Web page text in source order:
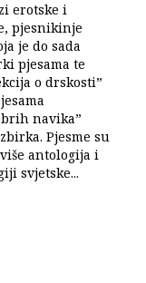
erotske i
pjesnikinje
je do sada
pjesama te
o drskosti”
navika”
Pjesme su
antologija i
svjetske...